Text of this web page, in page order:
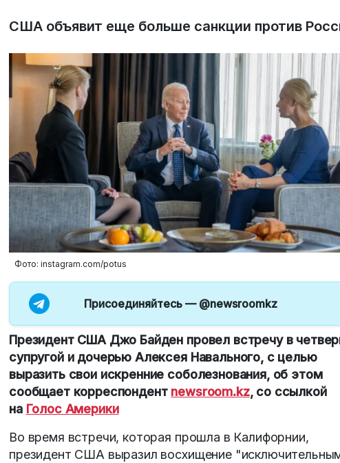
США объявит еще больше санкции против
Фото: instagram.com/potus
Присоединяйтесь — @newsroomkz
Президент США Джо Байден провел встречу в
супругой и дочерью Алексея Навального, с целью
выразить свои искренние соболезнования, об этом
сообщает корреспондент newsroom.kz, со ссылкой
на Голос Америки
Во время встречи, которая прошла в Калифорнии,
президент США выразил восхищение